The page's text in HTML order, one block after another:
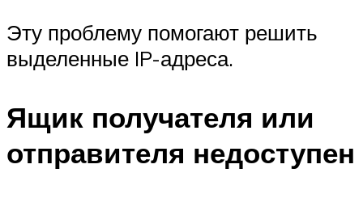
Эту проблему помогают решить
выделенные IP-адреса.
Ящик получателя или
отправителя недоступен